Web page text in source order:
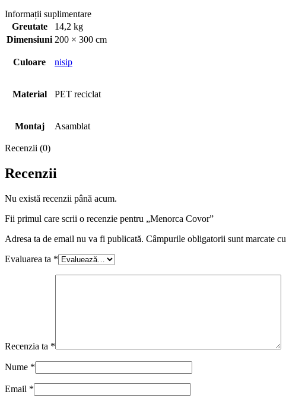
Informații suplimentare
Greutate
14,2 kg
Dimensiuni 200 × 300 cm
Culoare nisip
Material PET reciclat
Montaj Asamblat
Recenzii (0)
Recenzii
Nu există recenzii până acum.
Fii primul care scrii o recenzie pentru „Menorca Covor”
Adresa ta de email nu va fi publicată. Câmpurile obligatorii sunt marcate cu
Evaluarea ta *
Recenzia ta *
Nume *
Email *